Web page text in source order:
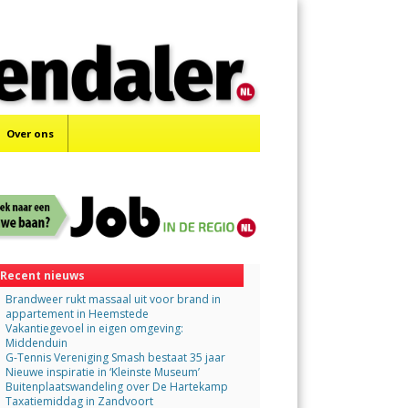
Over ons
Recent nieuws
Brandweer rukt massaal uit voor brand in
appartement in Heemstede
Vakantiegevoel in eigen omgeving:
Middenduin
G-Tennis Vereniging Smash bestaat 35 jaar
Nieuwe inspiratie in ‘Kleinste Museum’
Buitenplaatswandeling over De Hartekamp
Taxatiemiddag in Zandvoort